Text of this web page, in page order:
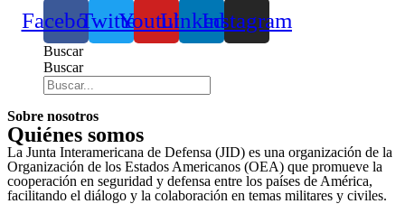
FacebookTwitterYoutubeLinkedinInstagram
Buscar
Buscar
Sobre nosotros
Quiénes somos
La Junta Interamericana de Defensa (JID) es una organización de la
Organización de los Estados Americanos (OEA) que promueve la
cooperación en seguridad y defensa entre los países de América,
facilitando el diálogo y la colaboración en temas militares y civiles.